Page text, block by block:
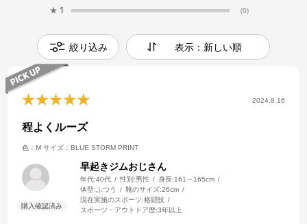
★ 1 (0)
絞り込み 表示：新しい順
2024.8.16
程よくルーズ
色：M サイズ：BLUE STORM PRINT
早起きジムおじさん
年代:40代 性別:男性 身長:161～165cm
体型:ふつう 靴のサイズ:26cm
現在実施のスポーツ:格闘技
スポーツ・アウトドア歴:3年以上